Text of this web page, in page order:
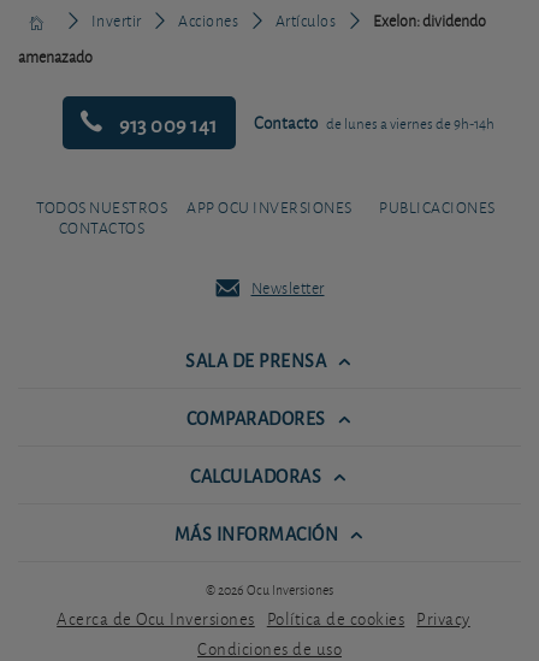
Invertir Acciones Artículos
Exelon: dividendo
amenazado
913 009 141 Contacto de lunes a viernes de 9h-14h
TODOS NUESTROS
CONTACTOS
APP OCU INVERSIONES PUBLICACIONES
Newsletter
SALA DE PRENSA
COMPARADORES
CALCULADORAS
MÁS INFORMACIÓN
© 2026 Ocu Inversiones
Acerca de Ocu Inversiones Política de cookies Privacy
Condiciones de uso